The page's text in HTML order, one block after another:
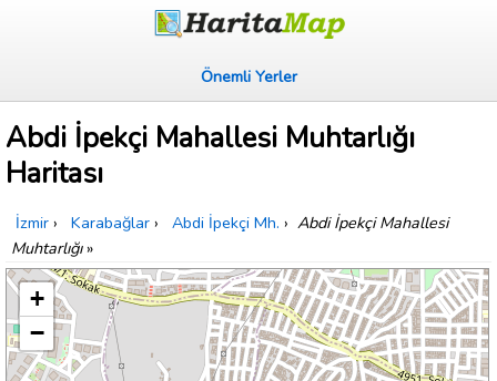
Önemli Yerler
Abdi İpekçi Mahallesi Muhtarlığı
Haritası
İzmir › Karabağlar › Abdi İpekçi Mh. › Abdi İpekçi Mahallesi
Muhtarlığı»
+
−